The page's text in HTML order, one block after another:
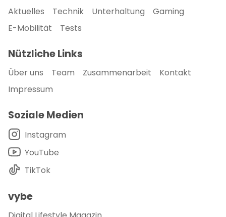
Aktuelles Technik Unterhaltung
Gaming
E-Mobilität
Tests
Nützliche Links
Über uns Team Zusammenarbeit
Kontakt
Impressum
Soziale Medien
Instagram
YouTube
TikTok
vybe